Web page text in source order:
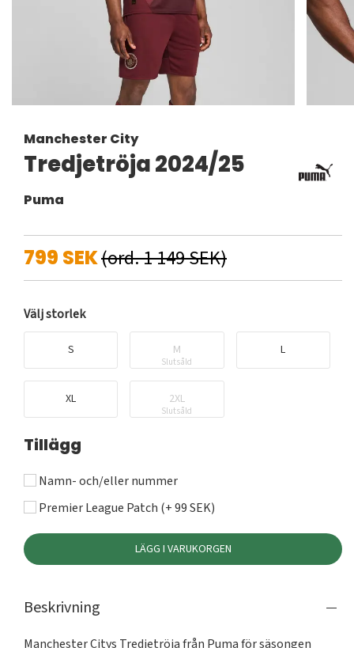
Manchester City
Tredjetröja 2024/25
Puma
799 SEK(ord. 1 149 SEK)
Välj storlek
S M
Slutsåld
L
XL 2XL
Slutsåld
Tillägg
Namn- och/eller nummer
Premier League Patch (+ 99 SEK)
LÄGG I VARUKORGEN
Beskrivning
Manchester Citys Tredjetröja från Puma för säsongen